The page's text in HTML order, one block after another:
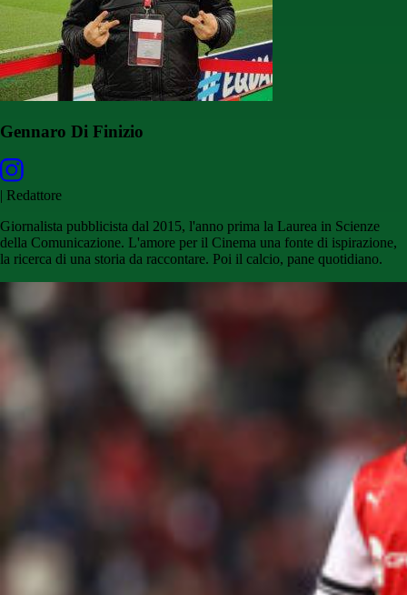
Gennaro Di Finizio
| Redattore
Giornalista pubblicista dal 2015, l'anno prima la Laurea in Scienze
della Comunicazione. L'amore per il Cinema una fonte di ispirazione,
la ricerca di una storia da raccontare. Poi il calcio, pane quotidiano.